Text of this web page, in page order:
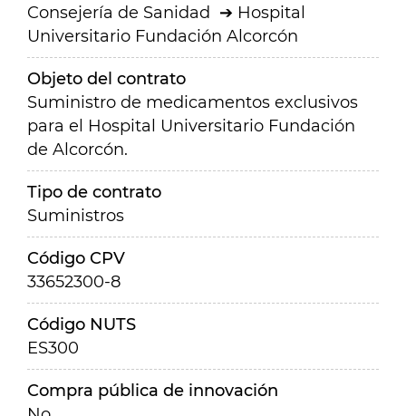
Consejería de Sanidad
Hospital
Universitario Fundación Alcorcón
Objeto del contrato
Suministro de medicamentos exclusivos
para el Hospital Universitario Fundación
de Alcorcón.
Tipo de contrato
Suministros
Código CPV
33652300-8
Código NUTS
ES300
Compra pública de innovación